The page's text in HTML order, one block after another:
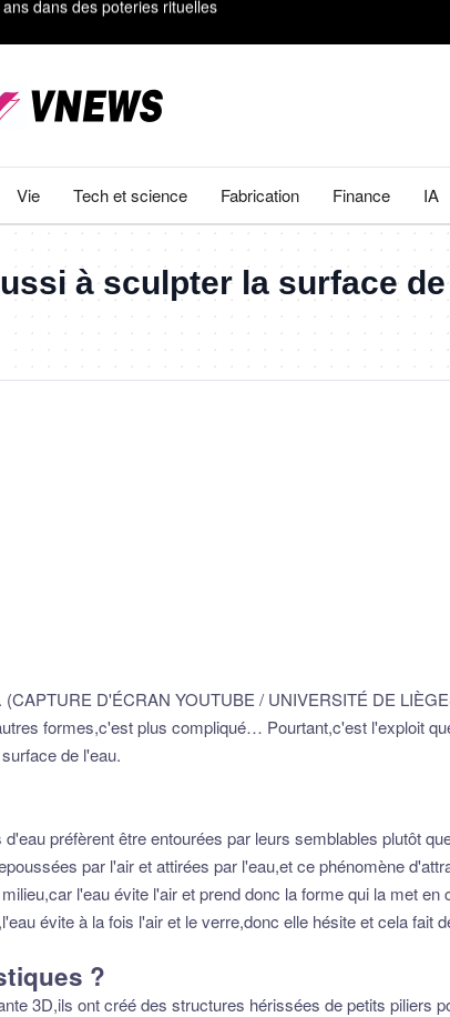
Soleil
Street&#92;
dans des poteries rituelles
Vie Tech et science Fabrication Finance IA
à sculpter la surface
D'ÉCRAN YOUTUBE / UNIVERSITÉ DE
formes,c'est plus compliqué… Pourtant,c'est l'exploit
de l'eau.
préfèrent être entourées par leurs semblables plutôt
par l'air et attirées par l'eau,et ce phénomène
l'eau évite l'air et prend donc la forme qui la met
évite à la fois l'air et le verre,donc elle hésite et cela fait
?
3D,ils ont créé des structures hérissées de petits piliers